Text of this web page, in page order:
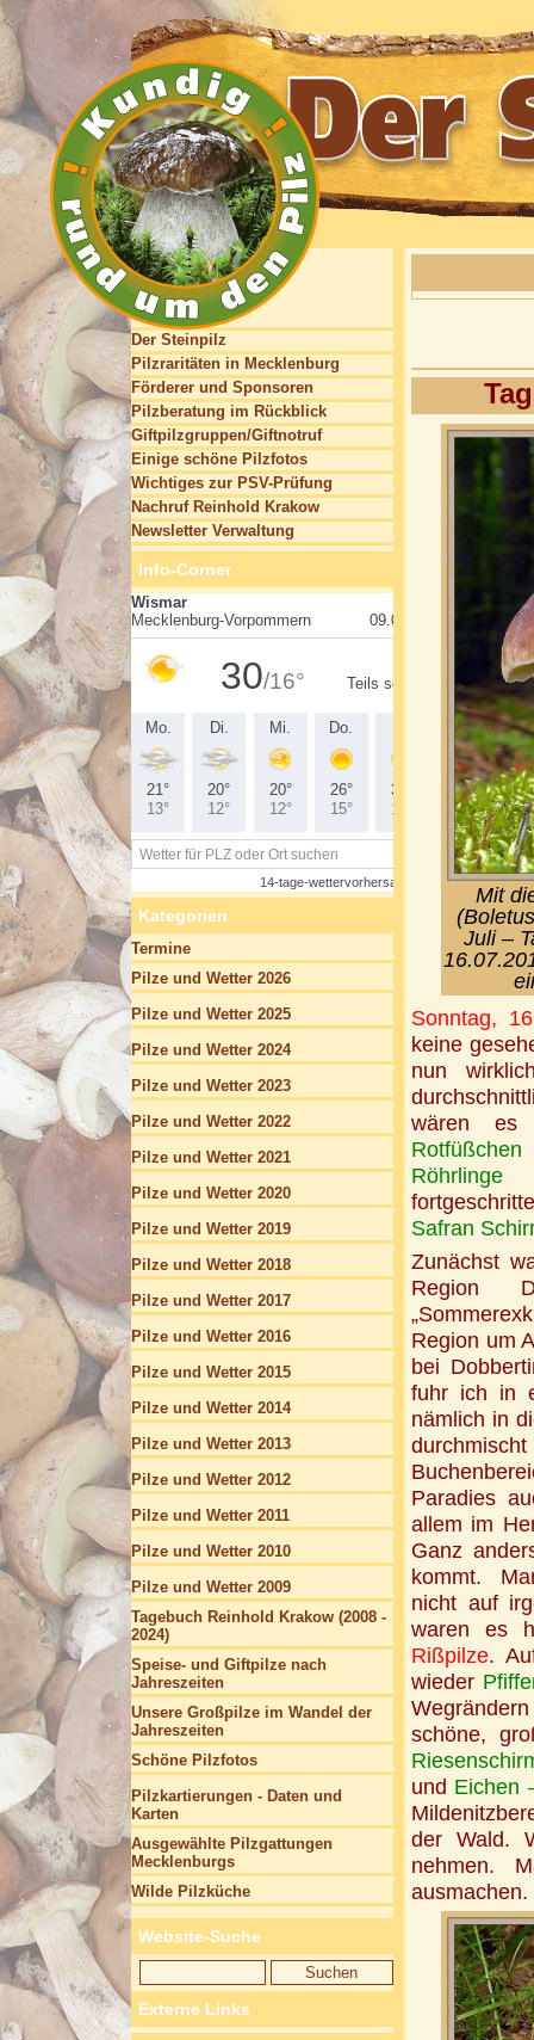
Mit
Juli –
Sonntag,
keine
nun
wären es
Rotfüßchen
Röhrlinge
Safran
Zunächst
Region
Region um
bei
fuhr ich in
nämlich in
Paradies
allem im
Ganz
kommt.
nicht auf
waren es
Rißpilze.
wieder
schöne,
und Eichen
der Wald.
nehmen.
ausmachen.
Der Steinpilz
Pilzraritäten in Mecklenburg
Förderer und Sponsoren
Pilzberatung im Rückblick
Giftpilzgruppen/Giftnotruf
Einige schöne Pilzfotos
Wichtiges zur PSV-Prüfung
Nachruf Reinhold Krakow
Newsletter Verwaltung
Info-Corner
Kategorien
Termine
Pilze und Wetter 2026
Pilze und Wetter 2025
Pilze und Wetter 2024
Pilze und Wetter 2023
Pilze und Wetter 2022
Pilze und Wetter 2021
Pilze und Wetter 2020
Pilze und Wetter 2019
Pilze und Wetter 2018
Pilze und Wetter 2017
Pilze und Wetter 2016
Pilze und Wetter 2015
Pilze und Wetter 2014
Pilze und Wetter 2013
Pilze und Wetter 2012
Pilze und Wetter 2011
Pilze und Wetter 2010
Pilze und Wetter 2009
Tagebuch Reinhold Krakow (2008 -
2024)
Speise- und Giftpilze nach
Jahreszeiten
Unsere Großpilze im Wandel der
Jahreszeiten
Schöne Pilzfotos
Pilzkartierungen - Daten und
Karten
Ausgewählte Pilzgattungen
Mecklenburgs
Wilde Pilzküche
Website-Suche
Externe Links